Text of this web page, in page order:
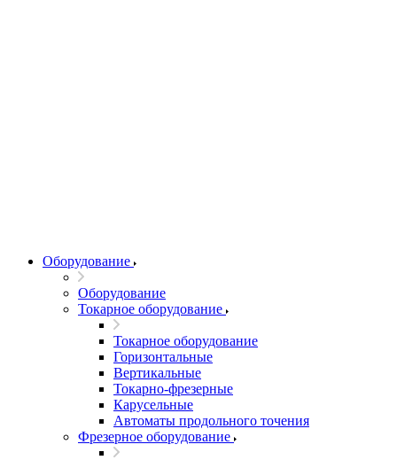
Оборудование
Оборудование
Токарное оборудование
Токарное оборудование
Горизонтальные
Вертикальные
Токарно-фрезерные
Карусельные
Автоматы продольного точения
Фрезерное оборудование